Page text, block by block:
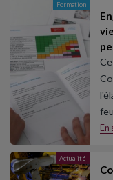
Formation
En
Actualité